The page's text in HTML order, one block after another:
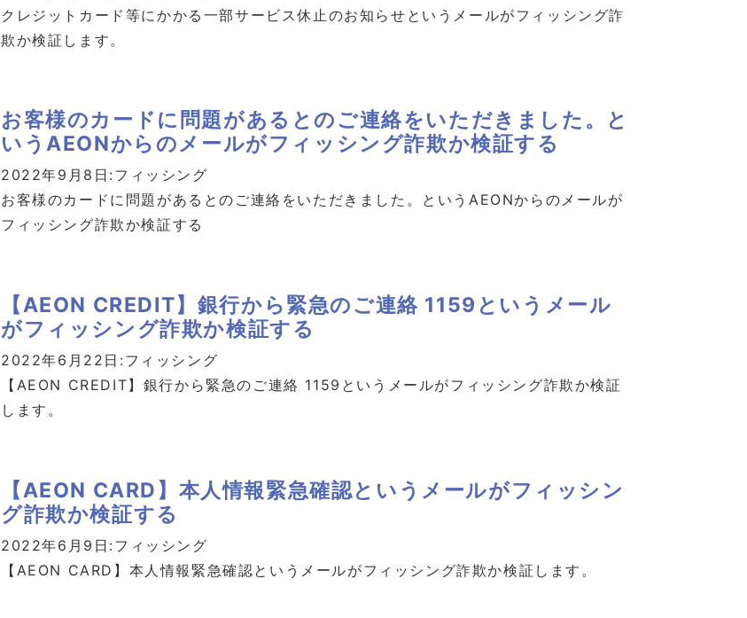
クレジットカード等にかかる一部サービス休止のお知らせというメールがフィッシング詐
欺か検証します。
お客様のカードに問題があるとのご連絡をいただきました。と
いうAEONからのメールがフィッシング詐欺か検証する
2022年9月8日: フィッシング
お客様のカードに問題があるとのご連絡をいただきました。というAEONからのメールが
フィッシング詐欺か検証する
【AEON CREDIT】銀行から緊急のご連絡 1159というメール
がフィッシング詐欺か検証する
2022年6月22日: フィッシング
【AEON CREDIT】銀行から緊急のご連絡 1159というメールがフィッシング詐欺か検証
します。
【AEON CARD】本人情報緊急確認というメールがフィッシン
グ詐欺か検証する
2022年6月9日: フィッシング
【AEON CARD】本人情報緊急確認というメールがフィッシング詐欺か検証します。